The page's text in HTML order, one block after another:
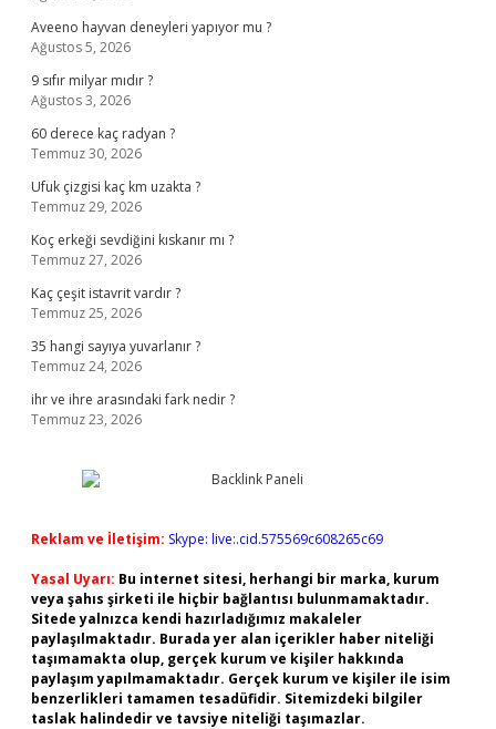
Aveeno hayvan deneyleri yapıyor mu ?
Ağustos 5, 2026
9 sıfır milyar mıdır ?
Ağustos 3, 2026
60 derece kaç radyan ?
Temmuz 30, 2026
Ufuk çizgisi kaç km uzakta ?
Temmuz 29, 2026
Koç erkeği sevdiğini kıskanır mı ?
Temmuz 27, 2026
Kaç çeşit istavrit vardır ?
Temmuz 25, 2026
35 hangi sayıya yuvarlanır ?
Temmuz 24, 2026
ihr ve ihre arasındaki fark nedir ?
Temmuz 23, 2026
Reklam ve İletişim: Skype: live:.cid.575569c608265c69
Yasal Uyarı: Bu internet sitesi, herhangi bir marka, kurum
veya şahıs şirketi ile hiçbir bağlantısı bulunmamaktadır.
Sitede yalnızca kendi hazırladığımız makaleler
paylaşılmaktadır. Burada yer alan içerikler haber niteliği
taşımamakta olup, gerçek kurum ve kişiler hakkında
paylaşım yapılmamaktadır. Gerçek kurum ve kişiler ile isim
benzerlikleri tamamen tesadüfidir. Sitemizdeki bilgiler
taslak halindedir ve tavsiye niteliği taşımazlar.